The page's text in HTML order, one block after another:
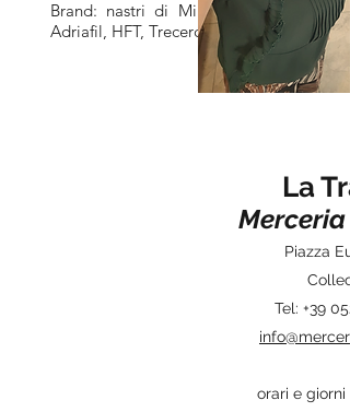
Brand: nastri di Mirta, Stafil, Titanwool,
Adriafil, HFT, Trecerchi.
La
Merceria
Piazza
Tel: +39
orari e giorni